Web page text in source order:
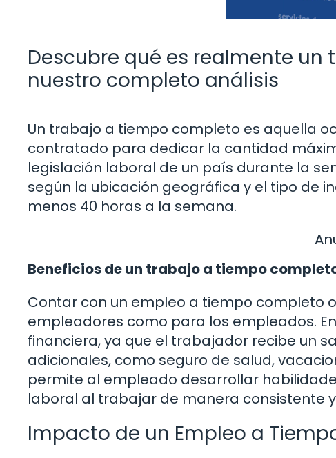
Descubre qué es realmente
nuestro completo análisis
Un trabajo a tiempo completo es aquella
contratado para dedicar la cantidad
legislación laboral de un país durante la
según la ubicación geográfica y el tipo de
menos 40 horas a la semana.
Beneficios de un trabajo a tiempo
Contar con un empleo a tiempo completo
empleadores como para los empleados.
financiera, ya que el trabajador recibe un
adicionales, como seguro de salud,
permite al empleado desarrollar
laboral al trabajar de manera consistente
Impacto de un Empleo a